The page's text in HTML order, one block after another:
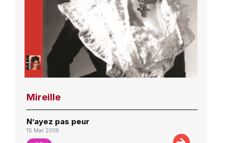
Mireille
N’ayez pas peur
15 Mar 2019